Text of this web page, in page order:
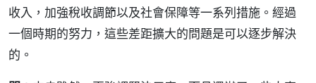
收入，加強稅收調節以及社會保障等一系列措施。經過
一個時期的努力，這些差距擴大的問題是可以逐步解決
的。